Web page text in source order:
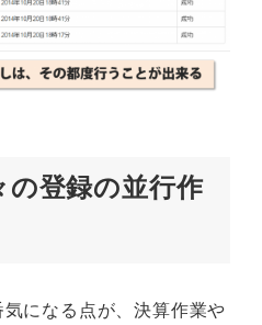
の登録の並行作
になる点が、決算作業や